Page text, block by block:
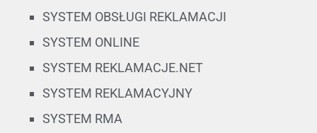
SYSTEM OBSŁUGI REKLAMACJI
SYSTEM ONLINE
SYSTEM REKLAMACJE.NET
SYSTEM REKLAMACYJNY
SYSTEM RMA